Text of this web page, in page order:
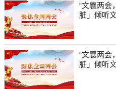
“文襄两
脏」倾听
“文襄两
脏」倾听